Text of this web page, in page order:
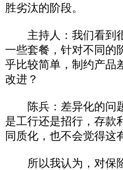
胜劣汰的阶段。
主持人：我们看到很
一些套餐，针对不同的
乎比较简单，制约产品
改进？
陈兵：差异化的问题
是工行还是招行，存款
同质化，也不会觉得这
所以我认为，对保险